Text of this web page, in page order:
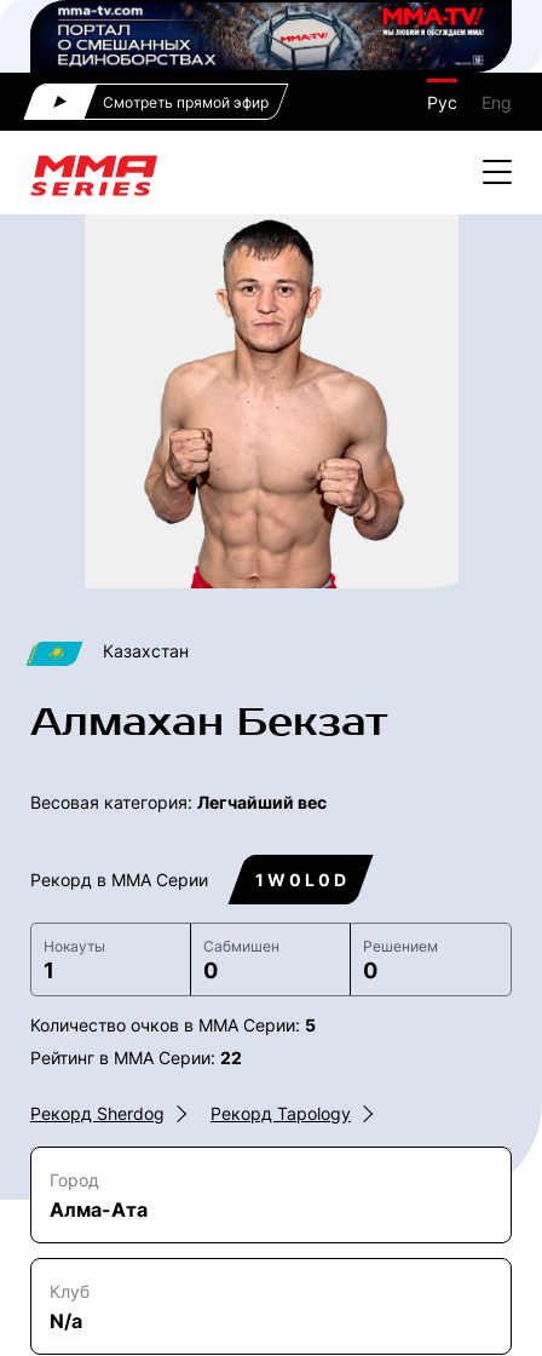
Смотреть прямой эфир Рус Eng
Казахстан
Алмахан Бекзат
Весовая категория: Легчайший вес
Рекорд в ММА Серии 1 W 0 L 0 D
Нокауты
1
Сабмишен
0
Решением
0
Количество очков в ММА Серии: 5
Рейтинг в ММА Серии: 22
Рекорд Sherdog Рекорд Tapology
Город
Алма-Ата
Клуб
N/a